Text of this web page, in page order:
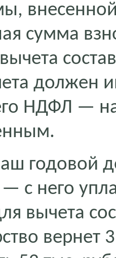
сумма
должен
НДФЛ —
годовой
с него
вычета